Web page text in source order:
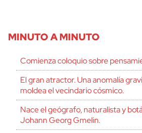
MINUTO A MINUTO
Comienza coloquio sobre
El gran atractor. Una anomalía
moldea el vecindario cósmico.
Nace el geógrafo, naturalista y
Johann Georg Gmelin.